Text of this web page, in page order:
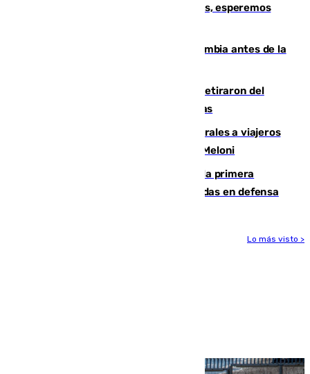
Fernando Calero: “Estamos preocupados, esperemos
Felipe VI refuerza los lazos con Colombia antes de la
Fernando Calero y Carlos Dotor se retiraron del
encuentro contra el Ceuta con molestias
España restablece controles temporales a viajeros
procedentes de Italia como repuesta a Meloni
El Málaga cae ante el Ceuta y suma la primera
derrota de la pretemporada dejando dudas en defensa
Lo más visto >